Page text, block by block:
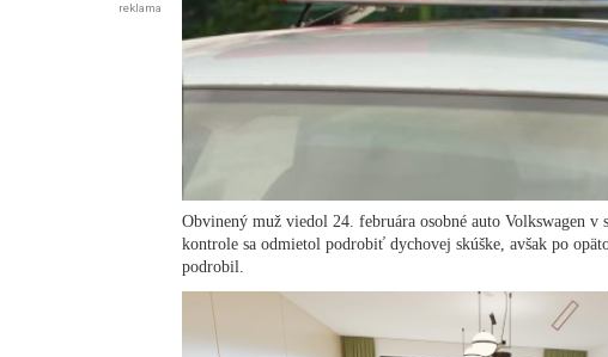
Obvinený muž viedol 24. februára osobné auto Volkswagen v
kontrole sa odmietol podrobiť dychovej skúške, avšak po
podrobil.
reklama